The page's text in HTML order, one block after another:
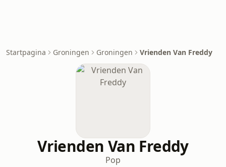
Startpagina Groningen Groningen Vrienden Van Freddy
Vrienden Van Freddy
Pop